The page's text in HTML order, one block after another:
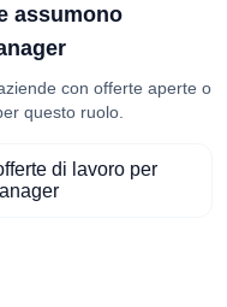
assumono
con offerte aperte o
questo ruolo.
di lavoro per